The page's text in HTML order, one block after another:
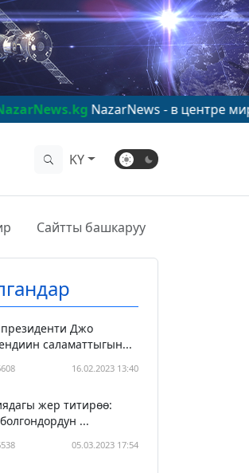
NazarNews - в центре мирового
KY
Сайтты башкаруу
Джо
саламаттыгын...
16.02.2023 13:40
жер титирөө:
...
05.03.2023 17:54